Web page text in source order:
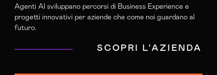
Agenti AI sviluppano percorsi di Business Experience e
progetti innovativi per aziende che come noi guardano al
futuro.
SCOPRI L'AZIENDA